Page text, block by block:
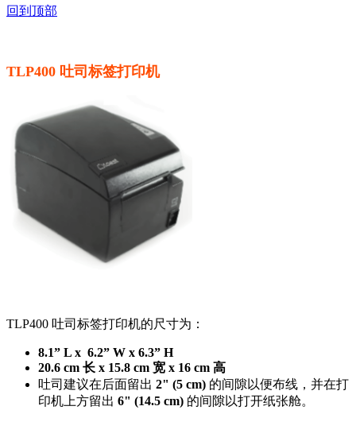
回到顶部
TLP400 吐司标签打印机
TLP400 吐司标签打印机的尺寸为：
8.1” L x 6.2” W x 6.3” H
20.6 cm 长 x 15.8 cm 宽 x 16 cm 高
吐司建议在后面留出 2" (5 cm) 的间隙以便布线，并在打
印机上方留出 6" (14.5 cm) 的间隙以打开纸张舱。